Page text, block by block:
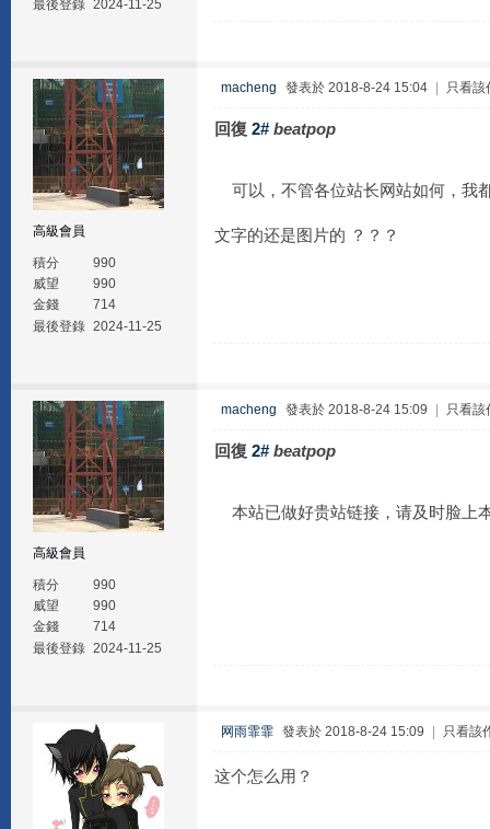
最後登錄 2024-11-25
高級會員
積分
990
威望
990
金錢
714
最後登錄 2024-11-25
macheng 發表於 2018-8-24 15:04 只看該
回復 2# beatpop
可以，不管各位站长网站如何，我
文字的还是图片的 ？？？
高級會員
積分
990
威望
990
金錢
714
最後登錄 2024-11-25
macheng 發表於 2018-8-24 15:09 只看該
回復 2# beatpop
本站已做好贵站链接，请及时脸上
网雨霏霏 發表於 2018-8-24 15:09 只看該
这个怎么用？